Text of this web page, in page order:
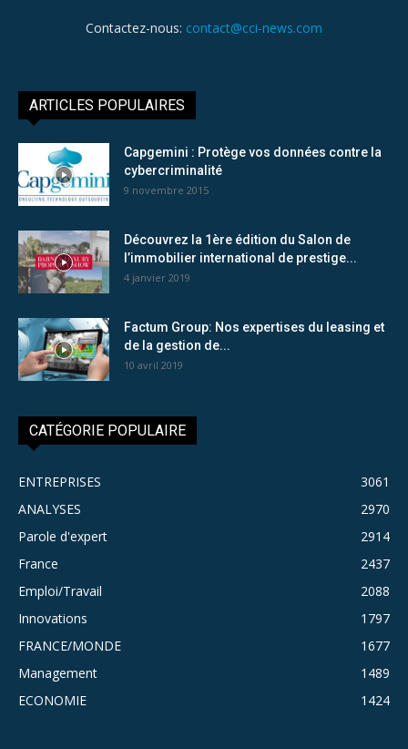
Contactez-nous: contact@cci-news.com
ARTICLES POPULAIRES
Capgemini : Protège vos données contre la
cybercriminalité
9 novembre 2015
Découvrez la 1ère édition du Salon de
l’immobilier international de prestige...
4 janvier 2019
Factum Group: Nos expertises du leasing et
de la gestion de...
10 avril 2019
CATÉGORIE POPULAIRE
ENTREPRISES
3061
ANALYSES
2970
Parole d'expert
2914
France
2437
Emploi/Travail
2088
Innovations
1797
FRANCE/MONDE
1677
Management
1489
ECONOMIE
1424